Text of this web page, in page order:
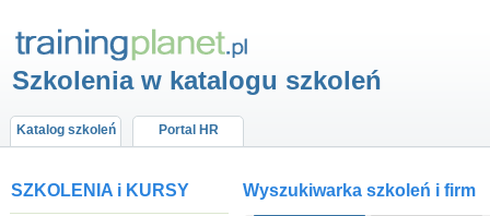
Szkolenia w katalogu szkoleń
Katalog szkoleń Portal HR
SZKOLENIA i KURSY Wyszukiwarka szkoleń i firm